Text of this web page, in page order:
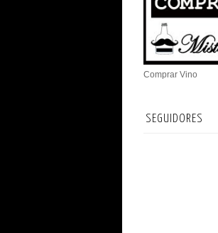
Comprar Vino
SEGUIDORES